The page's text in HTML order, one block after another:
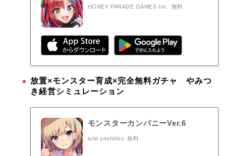
HONEY PARADE GAMES Inc. 無料
放置×モンスター育成×完全無料ガチャ やみつ
き経営シミュレーション
モンスターカンパニーVer.6
ishii yoshihiro 無料